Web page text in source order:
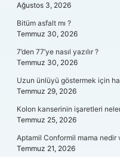
Ağustos 3, 2026
Bitüm asfalt mı ?
Temmuz 30, 2026
7’den 77’ye nasıl yazılır ?
Temmuz 30, 2026
Uzun ünlüyü göstermek için
Temmuz 29, 2026
Kolon kanserinin işaretleri
Temmuz 25, 2026
Aptamil Conformil mama nedir
Temmuz 21, 2026